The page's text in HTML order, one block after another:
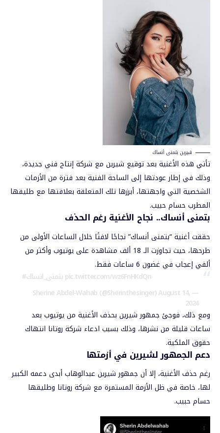
شيرين بتمنى أنساك
تأتي هذه الأغنية بعد توقيع شيرين مع شركة إنتاج فني جديدة،
وذلك في إطار عودتها إلى الساحة الفنية بعد فترة من الأزمات
الشخصية التي واجهتها، أبرزها تلك المتعلقة بعلاقتها مع طليقها
المطرب حسام حبيب.
بتمنى أنساك.. نجاح الأغنية رغم الحذف
حققت أغنية “بتمنى أنساك” نجاحًا لافتًا خلال الساعات الأولى من
طرحها، حيث تجاوزت الـ 18 ألف مشاهدة على يوتيوب وأكثر من
ألفي إعجاب في غضون 6 ساعات فقط.
#بتمنى_انساكpic.twitter.com/wz6FnHKdQn
— Sherine Abdel-Wahab (@Sherinthesinger)
August 14,
2024
ومع ذلك، فوجئ جمهور شيرين بحذف الأغنية من يوتيوب بعد
ساعات قليلة من نشرها، وذلك بسبب ادعاء شركة روتانا انتهاك
حقوق الملكية.
دعم الجمهور لشيرين في أزمتها
رغم حذف الأغنية، إلا أن جمهور شيرين عبدالوهاب أبدى دعمه الكبير
لها، خاصة في ظل الأزمة المستمرة مع شركة روتانا وطليقها
حسام حبيب.